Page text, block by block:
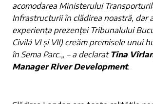
acomodarea Ministerului
Infrastructurii în clădirea noastră, dar
experiența prezenței Tribunalului
Civilă VI și VII) creăm premisele unui
în Sema Parc.„ – a declaratTina
Manager River Development.